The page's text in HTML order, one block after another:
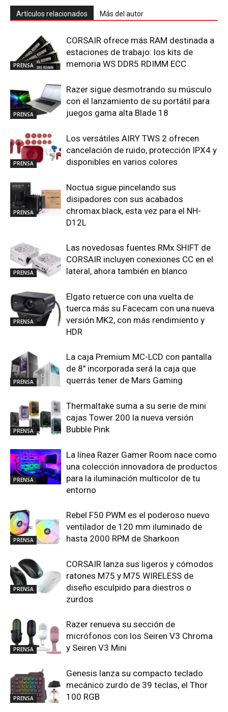
Artículos relacionados Más del autor
PRENSA
CORSAIR ofrece más RAM destinada a
estaciones de trabajo: los kits de
memoria WS DDR5 RDIMM ECC
PRENSA
Razer sigue desmotrando su músculo
con el lanzamiento de su portátil para
juegos gama alta Blade 18
PRENSA
Los versátiles AIRY TWS 2 ofrecen
cancelación de ruido, protección IPX4 y
disponibles en varios colores
PRENSA
Noctua sigue pincelando sus
disipadores con sus acabados
chromax.black, esta vez para el NH-
D12L
PRENSA
Las novedosas fuentes RMx SHIFT de
CORSAIR incluyen conexiones CC en el
lateral, ahora también en blanco
PRENSA
Elgato retuerce con una vuelta de
tuerca más su Facecam con una nueva
versión MK2, con más rendimiento y
HDR
PRENSA
La caja Premium MC-LCD con pantalla
de 8″ incorporada será la caja que
querrás tener de Mars Gaming
PRENSA
Thermaltake suma a su serie de mini
cajas Tower 200 la nueva versión
Bubble Pink
PRENSA
La línea Razer Gamer Room nace como
una colección innovadora de productos
para la iluminación multicolor de tu
entorno
PRENSA
Rebel F50 PWM es el poderoso nuevo
ventilador de 120 mm iluminado de
hasta 2000 RPM de Sharkoon
PRENSA
CORSAIR lanza sus ligeros y cómodos
ratones M75 y M75 WIRELESS de
diseño esculpido para diestros o
zurdos
PRENSA
Razer renueva su sección de
micrófonos con los Seiren V3 Chroma
y Seiren V3 Mini
PRENSA
Genesis lanza su compacto teclado
mecánico zurdo de 39 teclas, el Thor
100 RGB